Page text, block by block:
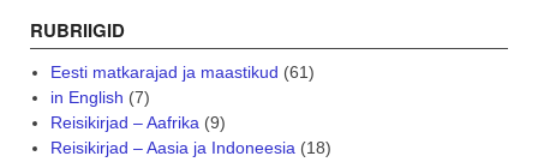
RUBRIIGID
Eesti matkarajad ja maastikud (61)
in English (7)
Reisikirjad – Aafrika(9)
Reisikirjad – Aasia ja Indoneesia(18)